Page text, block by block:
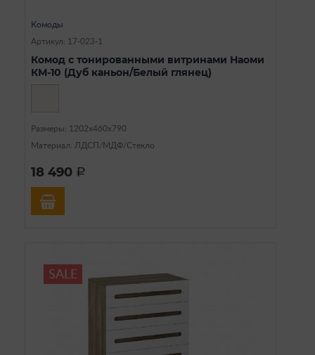
Комоды
Артикул: 17-023-1
Комод с тонированными витринами Наоми
КМ-10 (Дуб каньон/Белый глянец)
Размеры: 1202х460х790
Материал: ЛДСП/МДФ/Стекло
18 490 a
SALE